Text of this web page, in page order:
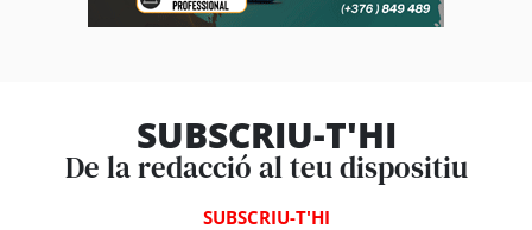
SUBSCRIU-T'HI
De la redacció al teu dispositiu
SUBSCRIU-T'HI